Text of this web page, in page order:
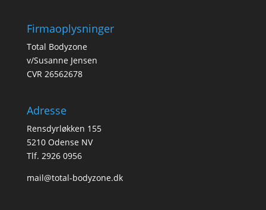
Firmaoplysninger
Total Bodyzone
v/Susanne Jensen
CVR 26562678
Adresse
Rensdyrløkken 155
5210 Odense NV
Tlf. 2926 0956
mail@total-bodyzone.dk